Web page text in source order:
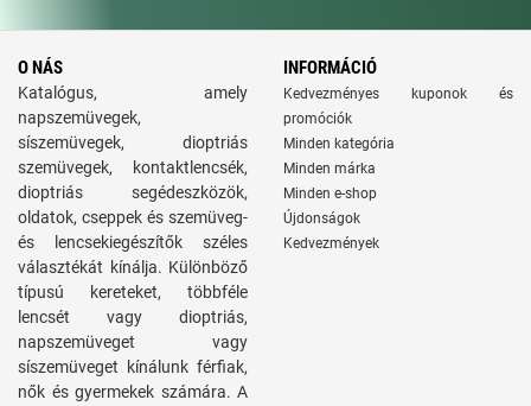
O NÁS
Katalógus, amely
napszemüvegek,
síszemüvegek, dioptriás
szemüvegek, kontaktlencsék,
dioptriás segédeszközök,
oldatok, cseppek és szemüveg-
és lencsekiegészítők széles
választékát kínálja. Különböző
típusú kereteket, többféle
lencsét vagy dioptriás,
napszemüveget vagy
síszemüveget kínálunk férfiak,
nők és gyermekek számára. A
INFORMÁCIÓ
Kedvezményes kuponok és
promóciók
Minden kategória
Minden márka
Minden e-shop
Újdonságok
Kedvezmények